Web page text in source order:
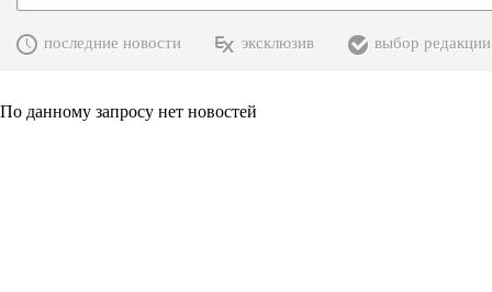
последние новости эксклюзив выбор редакции
По данному запросу нет новостей